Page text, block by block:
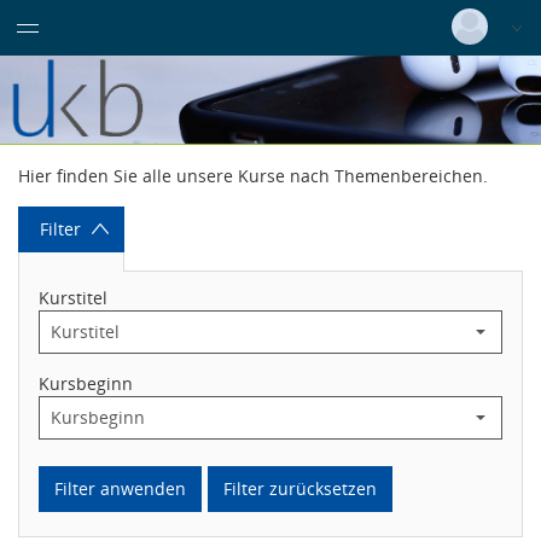
Deutsch | Englisch
Medizinisch-technischer Dienst
Pflegedienst
Technik
Wissenschaftlicher Dienst
Azubis / Bufdis / Praktikanten
Pflegender
Hier finden Sie alle unsere Kurse nach Themenbereichen.
Filter
Kurstitel
Kursbeginn
Filter anwenden Filter zurücksetzen